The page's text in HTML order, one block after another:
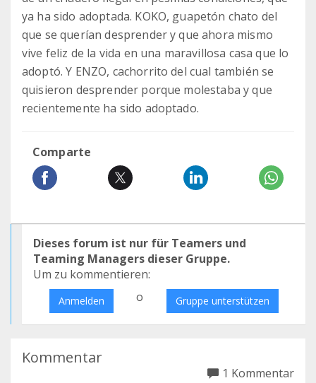
ya ha sido adoptada. KOKO, guapetón chato del
que se querían desprender y que ahora mismo
vive feliz de la vida en una maravillosa casa que lo
adoptó. Y ENZO, cachorrito del cual también se
quisieron desprender porque molestaba y que
recientemente ha sido adoptado.
Comparte
Dieses forum ist nur für Teamers und
Teaming Managers dieser Gruppe.
Um zu kommentieren:
Anmelden o Gruppe unterstützen
Kommentar
1 Kommentar